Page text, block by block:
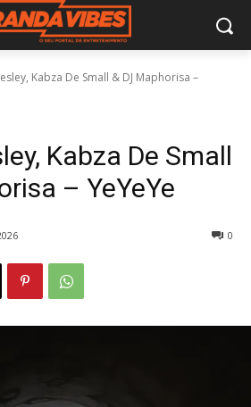
Kabza De Small & DJ Maphorisa –
Kabza De Small
– YeYeYe
0